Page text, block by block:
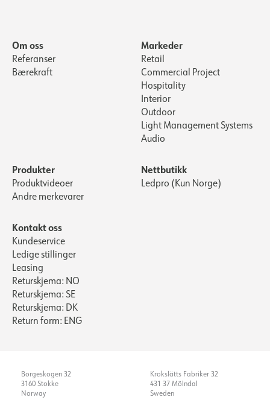
Om oss
Referanser
Bærekraft
Markeder
Retail
Commercial Project
Hospitality
Interior
Outdoor
Light Management Systems
Audio
Produkter
Produktvideoer
Andre merkevarer
Nettbutikk
Ledpro (Kun Norge)
Kontakt oss
Kundeservice
Ledige stillinger
Leasing
Returskjema: NO
Returskjema: SE
Returskjema: DK
Return form: ENG
Borgeskogen 32
3160 Stokke
Norway
Krokslätts Fabriker 32
431 37 Mölndal
Sweden